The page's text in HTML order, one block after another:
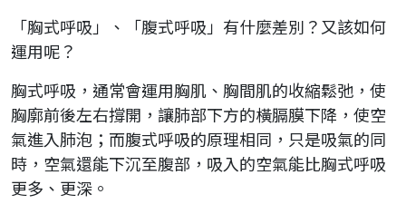
「胸式呼吸」、「腹式呼吸」有什麼差別？又該如何
運用呢？
胸式呼吸，通常會運用胸肌、胸間肌的收縮鬆弛，使
胸廓前後左右撐開，讓肺部下方的橫膈膜下降，使空
氣進入肺泡；而腹式呼吸的原理相同，只是吸氣的同
時，空氣還能下沉至腹部，吸入的空氣能比胸式呼吸
更多、更深。